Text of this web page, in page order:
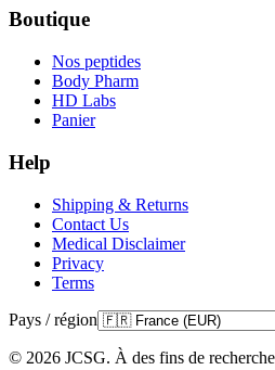
Boutique
Nos peptides
Body Pharm
HD Labs
Panier
Help
Shipping & Returns
Contact Us
Medical Disclaimer
Privacy
Terms
Pays / région
© 2026 JCSG. À des fins de